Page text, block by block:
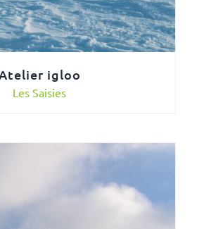
igloo
Les Saisies